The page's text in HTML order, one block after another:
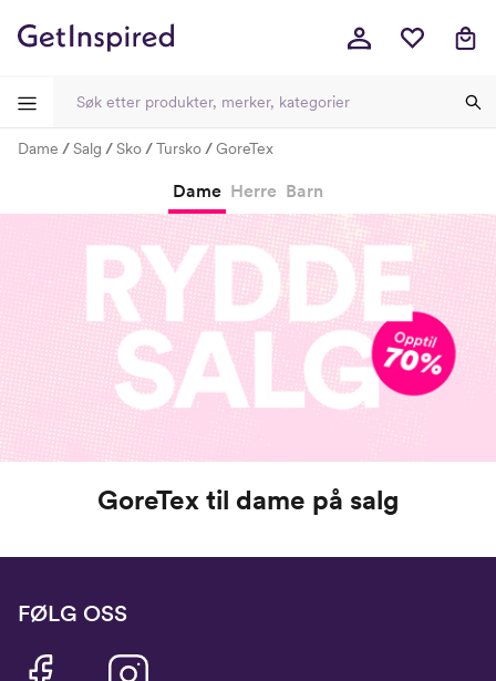
Dame Salg Sko Tursko GoreTex
Dame Herre Barn
GoreTex til dame på salg
FØLG OSS
-
-
-
-